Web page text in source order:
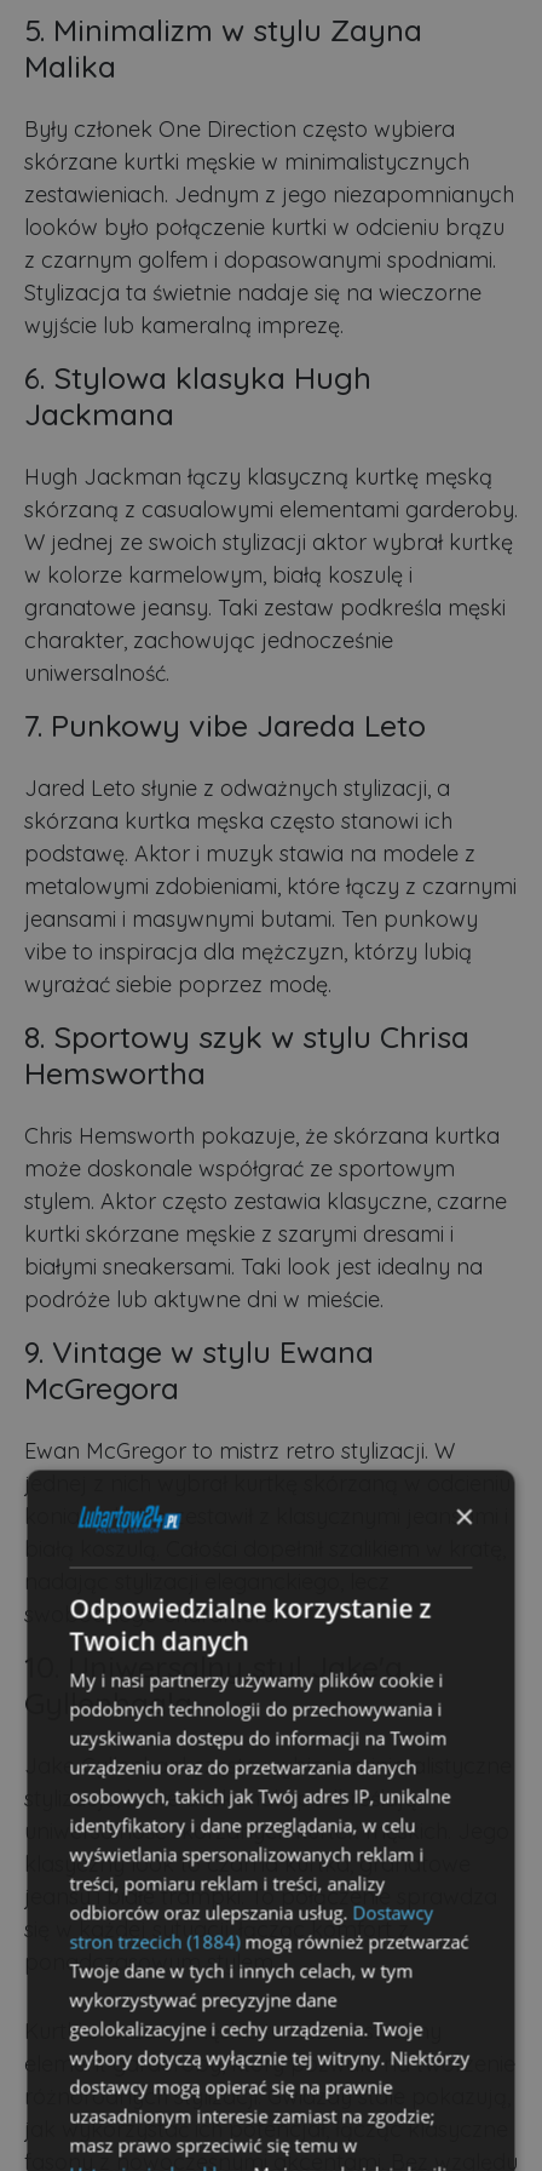
5. Minimalizm w stylu Zayna
Malika
Były członek One Direction często wybiera
skórzane kurtki męskie w minimalistycznych
zestawieniach. Jednym z jego niezapomnianych
looków było połączenie kurtki w odcieniu brązu
z czarnym golfem i dopasowanymi spodniami.
Stylizacja ta świetnie nadaje się na wieczorne
wyjście lub kameralną imprezę.
6. Stylowa klasyka Hugh
Jackmana
Hugh Jackman łączy klasyczną kurtkę męską
skórzaną z casualowymi elementami garderoby.
W jednej ze swoich stylizacji aktor wybrał kurtkę
w kolorze karmelowym, białą koszulę i
granatowe jeansy. Taki zestaw podkreśla męski
charakter, zachowując jednocześnie
uniwersalność.
7. Punkowy vibe Jareda Leto
Jared Leto słynie z odważnych stylizacji, a
skórzana kurtka męska często stanowi ich
podstawę. Aktor i muzyk stawia na modele z
metalowymi zdobieniami, które łączy z czarnymi
jeansami i masywnymi butami. Ten punkowy
vibe to inspiracja dla mężczyzn, którzy lubią
wyrażać siebie poprzez modę.
8. Sportowy szyk w stylu Chrisa
Hemswortha
Chris Hemsworth pokazuje, że skórzana kurtka
może doskonale współgrać ze sportowym
stylem. Aktor często zestawia klasyczne, czarne
kurtki skórzane męskie z szarymi dresami i
białymi sneakersami. Taki look jest idealny na
podróże lub aktywne dni w mieście.
9. Vintage w stylu Ewana
McGregora
Ewan McGregor to mistrz retro stylizacji. W
jednej z nich wybrał kurtkę skórzaną w odcieniu
koniaku, którą zestawił z klasycznymi jeansami i
białą koszulą. Całości dopełnił szalikiem w kratę,
nadając stylizacji eleganckiego, lecz
swobodnego charakteru.
10. Uniwersalny styl Jake'a
Gyllenhaala
Jake Gyllenhaal często wybiera minimalistyczne
stylizacje, które doskonale podkreślają
uniwersalność skórzanych kurtek męskich. Jego
klasyczny look to czarna kurtka, granatowe
jeansy i białe trampki. To połączenie sprawdza
się w każdej sytuacji, łącząc komfort z
ponadczasowym stylem.
Kurtki skórzane męskie to wszechstronny
element garderoby, który pozwala na tworzenie
różnorodnych stylizacji. Gwiazdy stale pokazują,
jak wykorzystać ich potencjał, łącząc klasyczne
fasony z nowoczesnymi akcentami. Bez względu
×
Odpowiedzialne korzystanie z
Twoich danych
My i nasi partnerzy używamy plików cookie i
podobnych technologii do przechowywania i
uzyskiwania dostępu do informacji na Twoim
urządzeniu oraz do przetwarzania danych
osobowych, takich jak Twój adres IP, unikalne
identyfikatory i dane przeglądania, w celu
wyświetlania spersonalizowanych reklam i
treści, pomiaru reklam i treści, analizy
odbiorców oraz ulepszania usług. Dostawcy
stron trzecich (1884)mogą również przetwarzać
Twoje dane w tych i innych celach, w tym
wykorzystywać precyzyjne dane
geolokalizacyjne i cechy urządzenia. Twoje
wybory dotyczą wyłącznie tej witryny. Niektórzy
dostawcy mogą opierać się na prawnie
uzasadnionym interesie zamiast na zgodzie;
masz prawo sprzeciwić się temu w